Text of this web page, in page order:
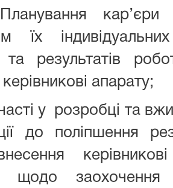
їх
та результатів
апарату;
у
розробці та
до поліпшення
щодо